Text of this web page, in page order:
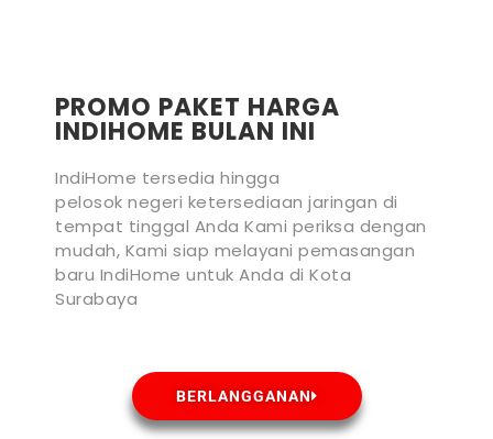
PROMO PAKET HARGA
INDIHOME BULAN INI
IndiHome tersedia hingga
pelosok negeri ketersediaan jaringan di
tempat tinggal Anda Kami periksa dengan
mudah, Kami siap melayani pemasangan
baru IndiHome untuk Anda di Kota
Surabaya
BERLANGGANAN